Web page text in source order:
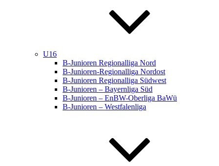
U16
B-Junioren Regionalliga Nord
B-Junioren-Regionalliga Nordost
B-Junioren Regionalliga Südwest
B-Junioren – Bayernliga Süd
B-Junioren – EnBW-Oberliga BaWü
B-Junioren – Westfalenliga